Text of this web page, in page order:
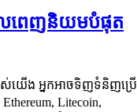
ពេញនិយមបំផុត
ើង អ្នកអាចទិញទំនិញប្រើ
Litecoin,